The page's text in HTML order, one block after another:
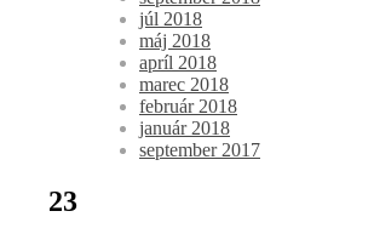
júl 2018
máj 2018
apríl 2018
marec 2018
február 2018
január 2018
september 2017
23